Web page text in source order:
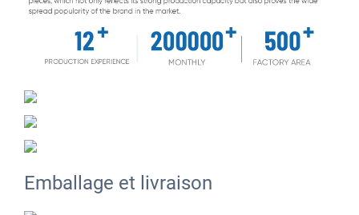
Emballage et livraison